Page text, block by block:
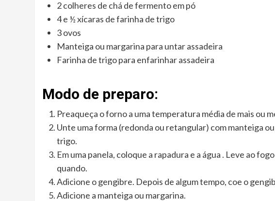
2 colheres de chá de fermento em pó
4 e ½ xícaras de farinha de trigo
3 ovos
Manteiga ou margarina para untar assadeira
Farinha de trigo para enfarinhar assadeira
Modo de preparo:
Preaqueça o forno a uma temperatura média de mais ou
Unte uma forma (redonda ou retangular) com manteiga
trigo.
Em uma panela, coloque a rapadura e a água . Leve ao
quando.
Adicione o gengibre. Depois de algum tempo, coe o
Adicione a manteiga ou margarina.